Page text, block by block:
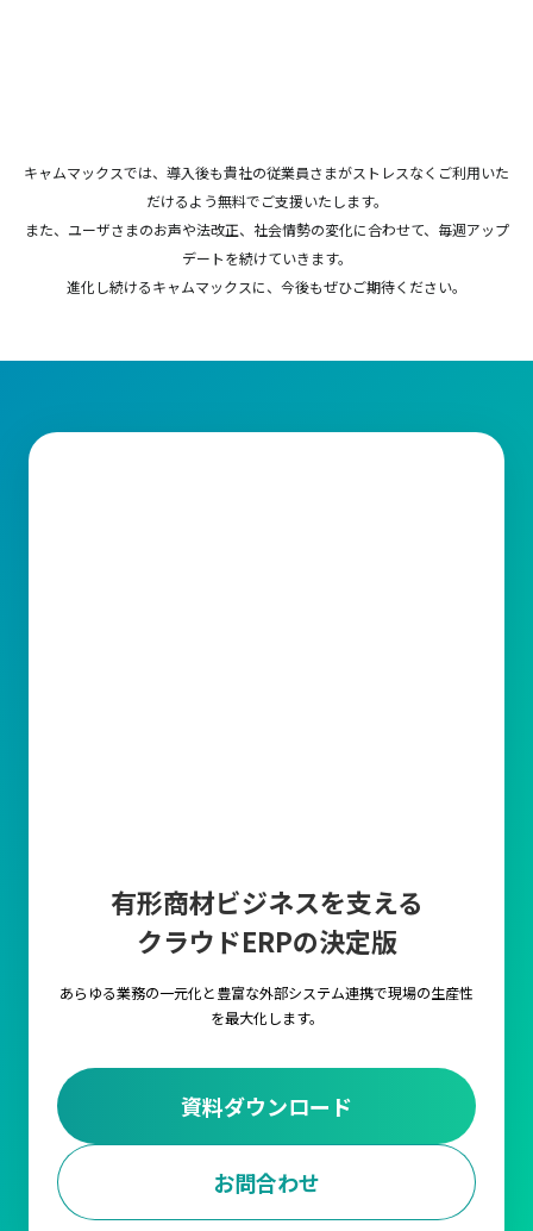
キャムマックスでは、導入後も貴社の従業員さまがストレスなくご利用いた
だけるよう無料でご支援いたします。
また、ユーザさまのお声や法改正、社会情勢の変化に合わせて、毎週アップ
デートを続けていきます。
進化し続けるキャムマックスに、今後もぜひご期待ください。
有形商材ビジネスを支える
クラウドERPの決定版
あらゆる業務の一元化と豊富な外部システム連携で現場の生産性
を最大化します。
資料ダウンロード
お問合わせ